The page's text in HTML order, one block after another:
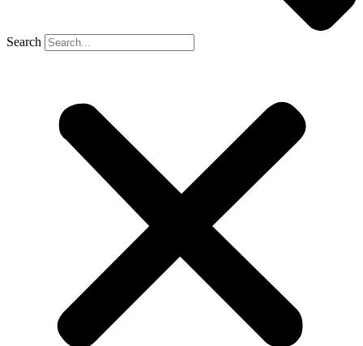
Search